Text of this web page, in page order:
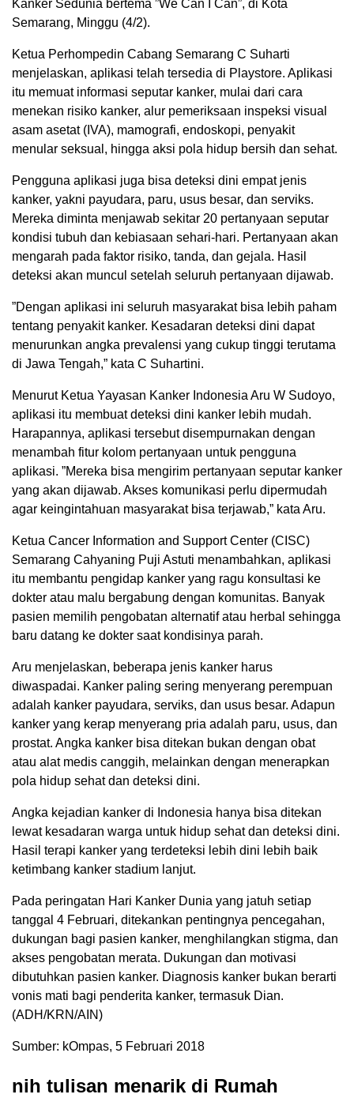
Kanker Sedunia bertema ”We Can I Can”, di Kota
Semarang, Minggu (4/2).
Ketua Perhompedin Cabang Semarang C Suharti
menjelaskan, aplikasi telah tersedia di Playstore. Aplikasi
itu memuat informasi seputar kanker, mulai dari cara
menekan risiko kanker, alur pemeriksaan inspeksi visual
asam asetat (IVA), mamografi, endoskopi, penyakit
menular seksual, hingga aksi pola hidup bersih dan sehat.
Pengguna aplikasi juga bisa deteksi dini empat jenis
kanker, yakni payudara, paru, usus besar, dan serviks.
Mereka diminta menjawab sekitar 20 pertanyaan seputar
kondisi tubuh dan kebiasaan sehari-hari. Pertanyaan akan
mengarah pada faktor risiko, tanda, dan gejala. Hasil
deteksi akan muncul setelah seluruh pertanyaan dijawab.
”Dengan aplikasi ini seluruh masyarakat bisa lebih paham
tentang penyakit kanker. Kesadaran deteksi dini dapat
menurunkan angka prevalensi yang cukup tinggi terutama
di Jawa Tengah,” kata C Suhartini.
Menurut Ketua Yayasan Kanker Indonesia Aru W Sudoyo,
aplikasi itu membuat deteksi dini kanker lebih mudah.
Harapannya, aplikasi tersebut disempurnakan dengan
menambah fitur kolom pertanyaan untuk pengguna
aplikasi. ”Mereka bisa mengirim pertanyaan seputar kanker
yang akan dijawab. Akses komunikasi perlu dipermudah
agar keingintahuan masyarakat bisa terjawab,” kata Aru.
Ketua Cancer Information and Support Center (CISC)
Semarang Cahyaning Puji Astuti menambahkan, aplikasi
itu membantu pengidap kanker yang ragu konsultasi ke
dokter atau malu bergabung dengan komunitas. Banyak
pasien memilih pengobatan alternatif atau herbal sehingga
baru datang ke dokter saat kondisinya parah.
Aru menjelaskan, beberapa jenis kanker harus
diwaspadai. Kanker paling sering menyerang perempuan
adalah kanker payudara, serviks, dan usus besar. Adapun
kanker yang kerap menyerang pria adalah paru, usus, dan
prostat. Angka kanker bisa ditekan bukan dengan obat
atau alat medis canggih, melainkan dengan menerapkan
pola hidup sehat dan deteksi dini.
Angka kejadian kanker di Indonesia hanya bisa ditekan
lewat kesadaran warga untuk hidup sehat dan deteksi dini.
Hasil terapi kanker yang terdeteksi lebih dini lebih baik
ketimbang kanker stadium lanjut.
Pada peringatan Hari Kanker Dunia yang jatuh setiap
tanggal 4 Februari, ditekankan pentingnya pencegahan,
dukungan bagi pasien kanker, menghilangkan stigma, dan
akses pengobatan merata. Dukungan dan motivasi
dibutuhkan pasien kanker. Diagnosis kanker bukan berarti
vonis mati bagi penderita kanker, termasuk Dian.
(ADH/KRN/AIN)
Sumber: kOmpas, 5 Februari 2018
nih tulisan menarik di Rumah